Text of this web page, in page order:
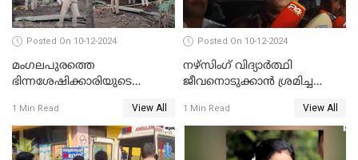
Posted On 10-12-2024
മംഗലപുരത്തെ
ഭിന്നശേഷിക്കാരിയുടെ
സംശയിക്കുന്നയാള്‍
കസ്റ്റഡിയില്‍
1 Min Read View All
Posted On 10-12-2024
നഴ്‌സിംഗ് വിദ്യാർത്ഥി
ജീവനൊടുക്കാന്‍ ശ്രമിച്ച
മാറ്റിയതായി മൻസൂർ
ആശുപത്രി എം.ഡി ഷംസുദ്ദീൻ
1 Min Read View All